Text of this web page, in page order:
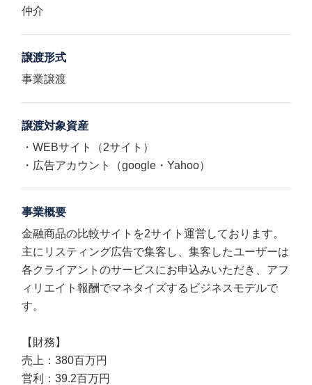
仲介
譲渡形式
事業譲渡
譲渡対象資産
・WEBサイト（2サイト）
・広告アカウント（google・Yahoo）
事業概要
金融商品の比較サイトを2サイト運営しております。
主にリスティング広告で集客し、集客したユーザーは
各クライアントのサービスにお申込みいただき、アフ
ィリエイト報酬でマネタイズするビジネスモデルで
す。
【財務】
売上：380百万円
営利：39.2百万円